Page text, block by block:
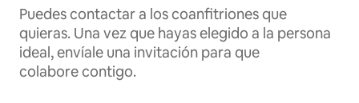
Puedes contactar a los coanfitriones que
quieras. Una vez que hayas elegido a la persona
ideal, envíale una invitación para que
colabore contigo.